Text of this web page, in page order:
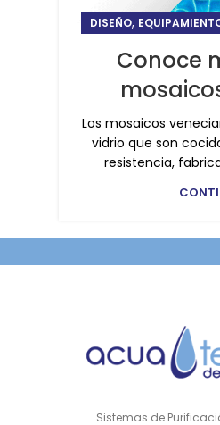
DISEÑO,
Conoce
Los mosaicos
vidrio que son
resistencia,
Sistemas de